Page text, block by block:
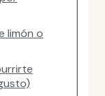
limón o